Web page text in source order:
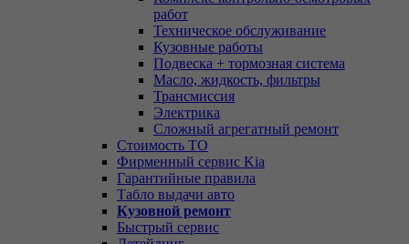
работ
Техническое обслуживание
Кузовные работы
Подвеска + тормозная система
Масло, жидкость, фильтры
Трансмиссия
Электрика
Сложный агрегатный ремонт
Стоимость ТО
Фирменный сервис Kia
Гарантийные правила
Табло выдачи авто
Кузовной ремонт
Быстрый сервис